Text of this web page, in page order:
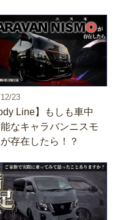
23
Line】もしも車中
なキャラバンニスモ
存在したら！？